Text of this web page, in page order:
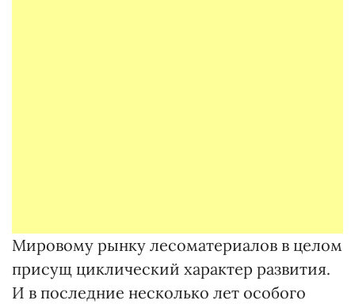
Мировому рынку лесоматериалов в целом
присущ циклический характер развития.
И в последние несколько лет особого